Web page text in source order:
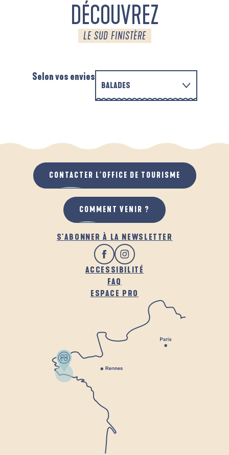
DÉCOUVREZ
LE SUD FINISTÈRE
Selon vos envies
BALADES
QUAND IL PLEUT
AU GRAND AIR
S'ABONNER À LA NEWSLETTER
ACCESSIBILITÉ
FAQ
ESPACE PRO
CONTACTER L'OFFICE DE TOURISME
COMMENT VENIR ?